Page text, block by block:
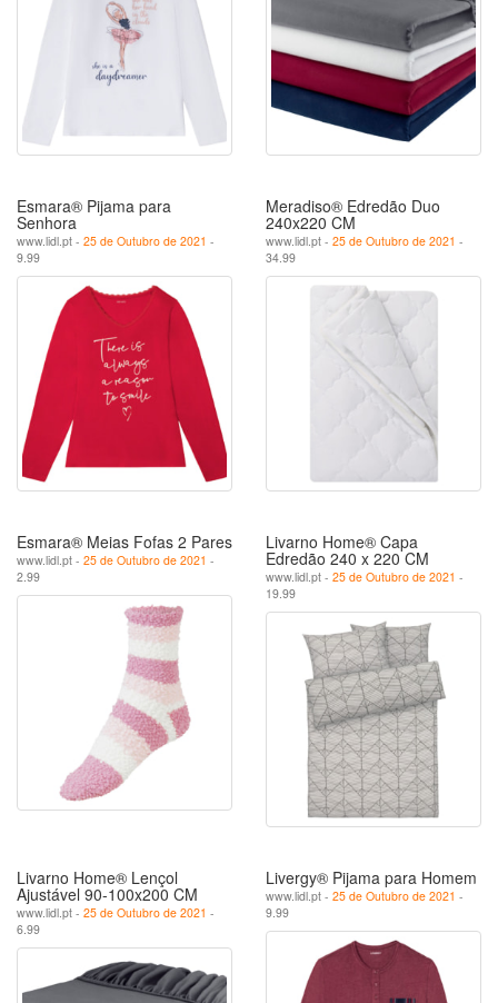
Esmara® Pijama para
Senhora
www.lidl.pt - 25 de Outubro de 2021 -
9.99
Meradiso® Edredão Duo
240x220 CM
www.lidl.pt - 25 de Outubro de 2021 -
34.99
Esmara® Meias Fofas 2 Pares
www.lidl.pt - 25 de Outubro de 2021 -
2.99
Livarno Home® Capa
Edredão 240 x 220 CM
www.lidl.pt - 25 de Outubro de 2021 -
19.99
Livarno Home® Lençol
Ajustável 90-100x200 CM
www.lidl.pt - 25 de Outubro de 2021 -
6.99
Livergy® Pijama para Homem
www.lidl.pt - 25 de Outubro de 2021 -
9.99